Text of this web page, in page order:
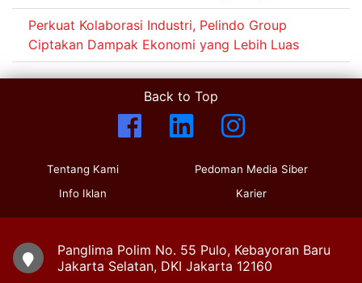
Perkuat Kolaborasi Industri, Pelindo Group
Ciptakan Dampak Ekonomi yang Lebih Luas
Back to Top
Tentang Kami
Info Iklan
Pedoman Media Siber
Karier
Panglima Polim No. 55 Pulo, Kebayoran Baru
Jakarta Selatan, DKI Jakarta 12160